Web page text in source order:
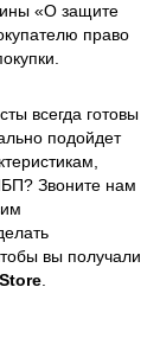
«О защите
право
всегда готовы
подойдет
Звоните нам
вы получали